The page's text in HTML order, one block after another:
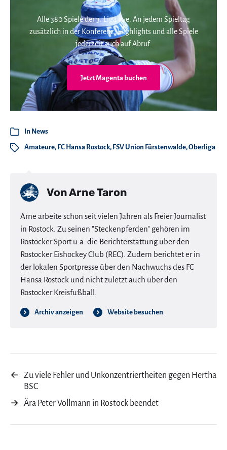
Alle 380 Spiele der 3. Liga live. An jedem Spieltag
zusätzlich in der Konferenz. Highlights und alle Spiele
jederzeit auch auf Abruf.
Jetzt Magenta buchen
In News
Amateure, FC Hansa Rostock, FSV Union Fürstenwalde,Oberliga
VonArne Taron
Arne arbeite schon seit vielen Jahren als Freier Journalist
in Rostock. Zu seinen "Steckenpferden" gehören im
Rostocker Sport u.a. die Berichterstattung über den
Rostocker Eishockey Club (REC). Zudem berichtet er in
der lokalen Sportpresse über den Nachwuchs des FC
Hansa Rostock und nicht zuletzt auch über den
Rostocker Kreisfußball.
Archiv anzeigen Website besuchen
←
Zu viele Fehler und Unkonzentriertheiten gegen Hertha
BSC
→
Ära Peter Vollmann in Rostock beendet